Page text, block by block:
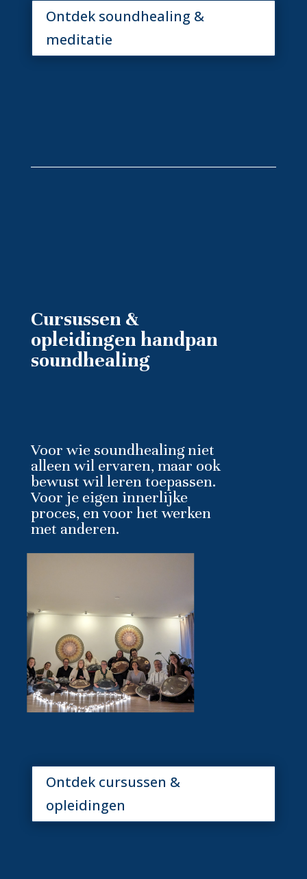
Ontdek soundhealing &
meditatie
Cursussen &
opleidingen handpan
soundhealing
Voor wie soundhealing niet
alleen wil ervaren, maar ook
bewust wil leren toepassen.
Voor je eigen innerlijke
proces, en voor het werken
met anderen.
Ontdek cursussen &
opleidingen